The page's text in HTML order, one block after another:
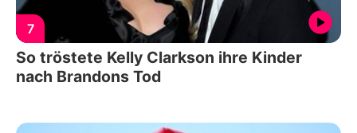
7
So tröstete Kelly Clarkson ihre Kinder
nach Brandons Tod